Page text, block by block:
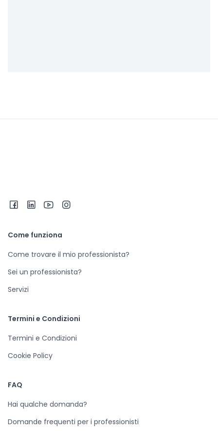
Come funziona
Come trovare il mio professionista?
Sei un professionista?
Servizi
Termini e Condizioni
Termini e Condizioni
Cookie Policy
FAQ
Hai qualche domanda?
Domande frequenti per i professionisti